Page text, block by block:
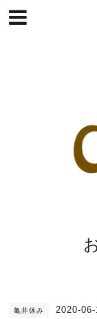
亀井休み 2020-